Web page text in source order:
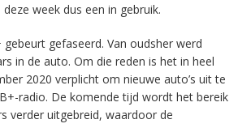
week dus een in gebruik.
gefaseerd. Van oudsher werd
in de auto. Om die reden is het in heel
2020 verplicht om nieuwe auto’s uit te
radio. De komende tijd wordt het bereik
verder uitgebreid, waardoor de